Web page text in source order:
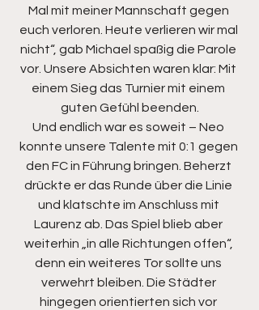
Mal mit meiner Mannschaft gegen
euch verloren. Heute verlieren wir mal
nicht“, gab Michael spaßig die Parole
vor. Unsere Absichten waren klar: Mit
einem Sieg das Turnier mit einem
guten Gefühl beenden.
Und endlich war es soweit – Neo
konnte unsere Talente mit 0:1 gegen
den FC in Führung bringen. Beherzt
drückte er das Runde über die Linie
und klatschte im Anschluss mit
Laurenz ab. Das Spiel blieb aber
weiterhin „in alle Richtungen offen“,
denn ein weiteres Tor sollte uns
verwehrt bleiben. Die Städter
hingegen orientierten sich vor